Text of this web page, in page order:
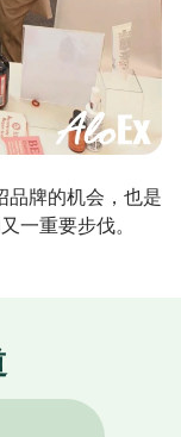
品牌的机会，也是
一重要步伐。